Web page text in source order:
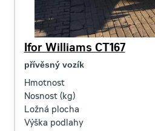
Ifor Williams CT167
přívěsný vozík
Hmotnost
Nosnost (kg)
Ložná plocha
Výška podlahy